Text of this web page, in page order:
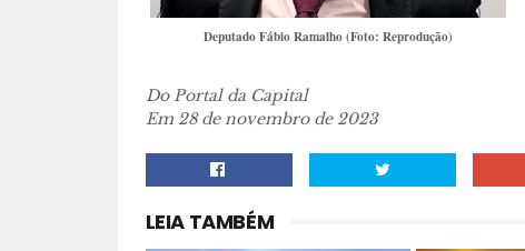
Deputado Fábio Ramalho (Foto: Reprodução)
Do Portal da Capital
Em 28 de novembro de 2023
LEIA TAMBÉM